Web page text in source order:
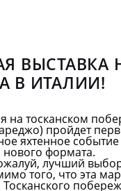
ВЫСТАВКА
В ИТАЛИИ!
на тосканском
пройдет
яхтенное событие
нового формата.
лучший выбор
того, что эта